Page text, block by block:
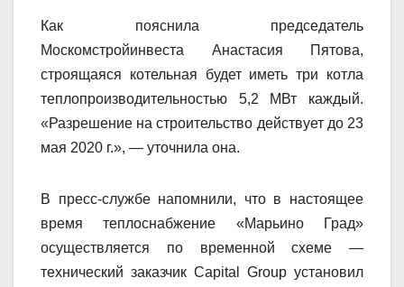
Как пояснила председатель
Москомстройинвеста Анастасия Пятова,
строящаяся котельная будет иметь три котла
теплопроизводительностью 5,2 МВт каждый.
«Разрешение на строительство действует до 23
мая 2020 г.», — уточнила она.
В пресс-службе напомнили, что в настоящее
время теплоснабжение «Марьино Град»
осуществляется по временной схеме —
технический заказчик Capital Group установил